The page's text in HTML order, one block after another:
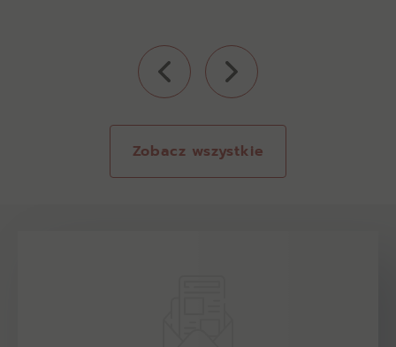
Zobacz wszystkie